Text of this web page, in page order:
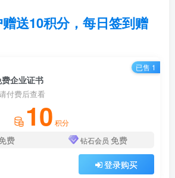
送10积分，每日签到赠
费企业证书
付费后查看
10 积分
费 钻石会员 免费
登录购买
已售 1